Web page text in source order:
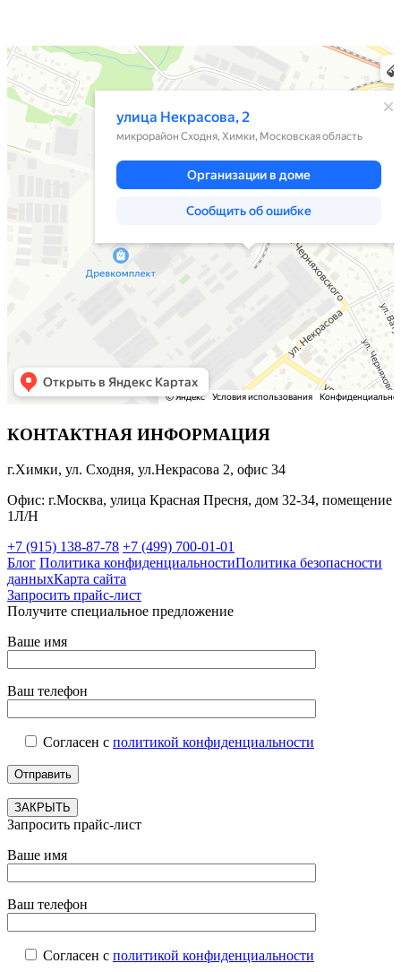
Химки
Яндекс Карты — транспорт, навигация, поиск мест
КОНТАКТНАЯ ИНФОРМАЦИЯ
г.Химки, ул. Сходня, ул.Некрасова 2, офис 34
Офис: г.Москва, улица Красная Пресня, дом 32-34, помещение
1Л/Н
+7 (915) 138-87-78 +7 (499) 700-01-01
Блог Политика конфиденциальностиПолитика безопасности
данныхКарта сайта
Запросить прайс-лист
Получите специальное предложение
Ваше имя
Ваш телефон
Согласен с политикой конфиденциальности
ЗАКРЫТЬ
Запросить прайс-лист
Ваше имя
Ваш телефон
Согласен с политикой конфиденциальности